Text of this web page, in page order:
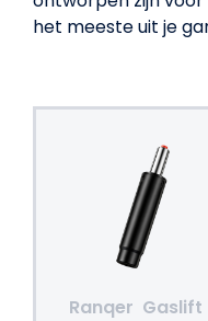
het meeste uit je
Ranqer Gaslift